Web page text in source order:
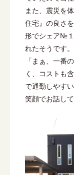
また、震災を
住宅』の良さ
形でシェア№１
れたそうです。
「まぁ、一番
く、コストも
で通勤しやす
笑顔でお話して